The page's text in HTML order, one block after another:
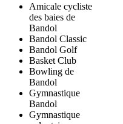
Amicale cycliste
des baies de
Bandol
Bandol Classic
Bandol Golf
Basket Club
Bowling de
Bandol
Gymnastique
Bandol
Gymnastique